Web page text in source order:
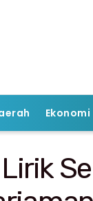
Ekonomi